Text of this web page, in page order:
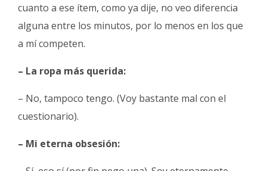
cuanto a ese ítem, como ya dije, no veo diferencia
alguna entre los minutos, por lo menos en los que
a mí competen.
– La ropa más querida:
– No, tampoco tengo. (Voy bastante mal con el
cuestionario).
– Mi eterna obsesión: